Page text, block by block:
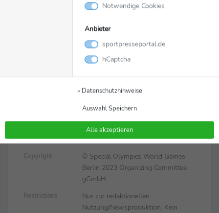
Interview mit Julian Weber
Im Interview spricht Speerwerfer Julian Weber u.a. über
seine Erfahrungen mit den Special Olympics.
SpecialOlympics_20221203_OToene
_Weber.mov
Copyright
© Special Olympics World Games
Berlin 2023 Organizing Committee
gGmbH
Restrictions
Nur zur redaktionellen
Nutzung/Newsproduktion. Kein
Notwendige Cookies
Anbieter
sportpresseportal.de
hCaptcha
» Datenschutzhinweise
Auswahl Speichern
Alle akzeptieren